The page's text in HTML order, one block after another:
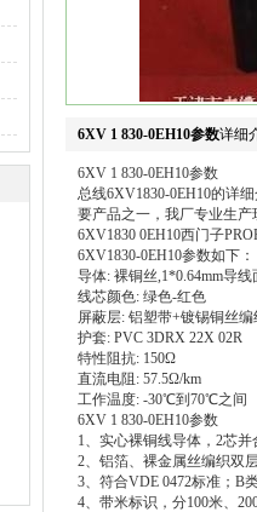
6XV 1 830-0EH10参数详细
6XV 1 830-0EH10参数
总线6XV1830-0EH10的详
要产品之一，我厂专业生
6XV1830 0EH10西门子
6XV1830-0EH10参数如下：
导体: 裸铜丝,1*0.64mm导线
线芯颜色: 绿色-红色
屏蔽层: 铝塑带+镀锡铜丝编
护套: PVC 3DRX 22X 02R
特性阻抗: 150Ω
直流电阻: 57.5Ω/km
工作温度: -30℃到70℃之间
6XV 1 830-0EH10参数
1、实心裸铜线导体，2芯并
2、铝箔、裸金属丝编织双
3、符合VDE 0472标准；B
4、带米标识，分100米、